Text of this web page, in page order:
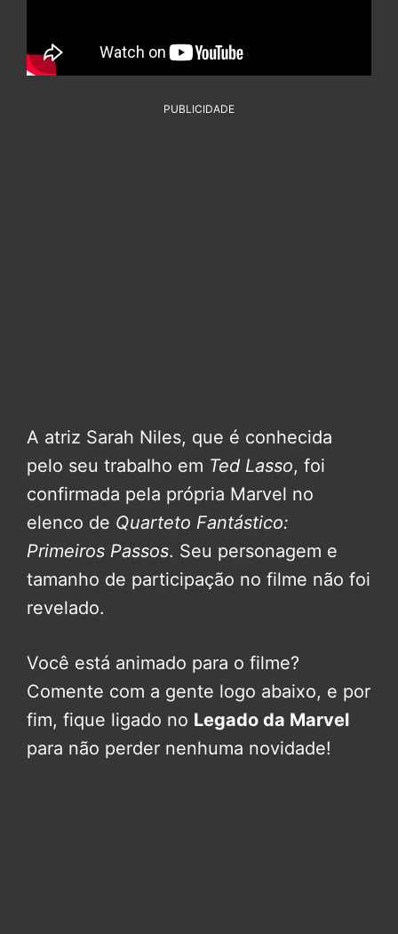
PUBLICIDADE
A atriz Sarah Niles, que é conhecida
pelo seu trabalho em Ted Lasso, foi
confirmada pela própria Marvel no
elenco de Quarteto Fantástico:
Primeiros Passos. Seu personagem e
tamanho de participação no filme não foi
revelado.
Você está animado para o filme?
Comente com a gente logo abaixo, e por
fim, fique ligado no Legado da Marvel
para não perder nenhuma novidade!